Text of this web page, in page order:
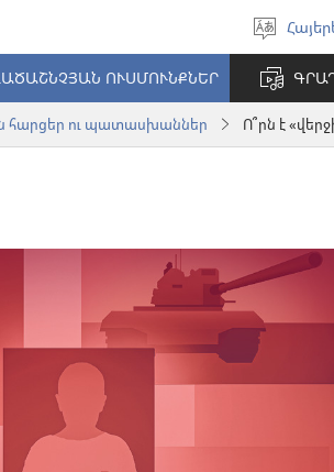
ՈՒՍՄՈՒՆՔՆԵՐ
հարցեր ու պատասխաններ Ո՞րն է